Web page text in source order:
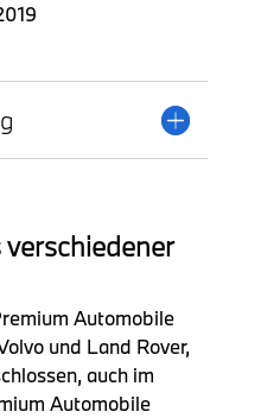
Automobile
und Land Rover,
auch im
Automobile